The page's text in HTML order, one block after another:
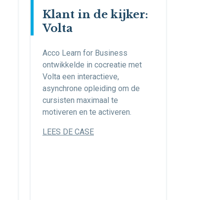
Klant in de kijker:
Volta
Acco Learn for Business
ontwikkelde in cocreatie met
Volta een interactieve,
asynchrone opleiding om de
cursisten maximaal te
motiveren en te activeren.
LEES DE CASE